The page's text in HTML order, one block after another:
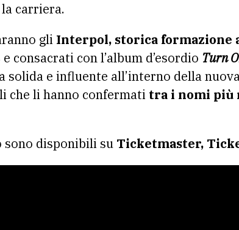
carriera.
gli Interpol, storica
consacrati con l’album d’esordio Turn
e influente all’interno della
che li hanno confermati tra i nomi più
sono disponibili su Ticketmaster,